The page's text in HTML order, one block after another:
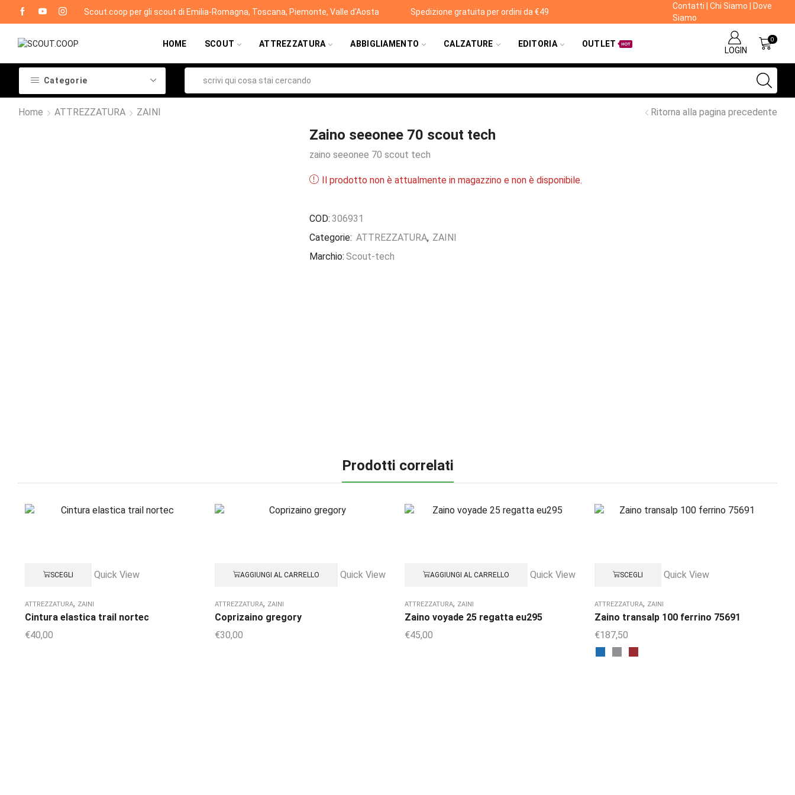
Scout.coop per gli scout di Emilia-Romagna, Toscana, Piemonte, Valle d'Aosta Spedizione gratuita per ordini da €49
Contatti Chi Siamo
Dove
Siamo
HOME SCOUT ATTREZZATURA ABBIGLIAMENTO CALZATURE EDITORIA OUTLET HOT
LOGIN
0
Categorie
Home ATTREZZATURA ZAINI Ritorna alla pagina precedente
Zaino seeonee 70 scout tech
zaino seeonee 70 scout tech
Il prodotto non è attualmente in magazzino e non è disponibile.
COD: 306931
Categorie: ATTREZZATURA, ZAINI
Marchio: Scout-tech
Prodotti correlati
SCEGLI Quick View
ATTREZZATURA, ZAINI
Cintura elastica trail nortec
€40,00
AGGIUNGI AL CARRELLO Quick View
ATTREZZATURA, ZAINI
Coprizaino gregory
€30,00
AGGIUNGI AL CARRELLO Quick View
ATTREZZATURA, ZAINI
Zaino voyade 25 regatta eu295
€45,00
SCEGLI Quick View
ATTREZZATURA, ZAINI
Zaino transalp 100 ferrino 75691
€187,50